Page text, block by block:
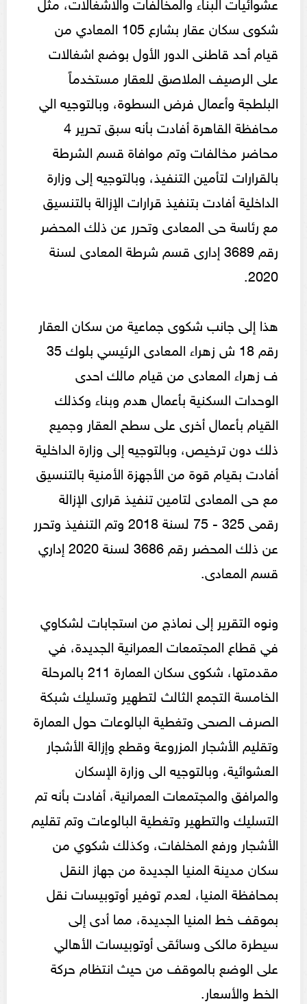
شكوى سكان عقار بشارع 105 المعادي من
قيام أحد قاطنى الدور الأول بوضع اشغالات
على الرصيف الملاصق للعقار مستخدماً
البلطجة وأعمال فرض السطوة، وبالتوجيه الي
محافظة القاهرة أفادت بأنه سبق تحرير 4
محاضر مخالفات وتم موافاة قسم الشرطة
بالقرارات لتأمين التنفيذ، وبالتوجيه إلى وزارة
الداخلية أفادت بتنفيذ قرارات الإزالة بالتنسيق
مع رئاسة حى المعادى وتحرر عن ذلك المحضر
رقم 3689 إدارى قسم شرطة المعادى لسنة
2020.
هذا إلى جانب شكوى جماعية من سكان العقار
رقم 18 ش زهراء المعادى الرئيسي بلوك 35
ف زهراء المعادى من قيام مالك احدى
الوحدات السكنية بأعمال هدم وبناء وكذلك
القيام بأعمال أخرى على سطح العقار وجميع
ذلك دون ترخيص، وبالتوجيه إلى وزارة الداخلية
أفادت بقيام قوة من الأجهزة الأمنية بالتنسيق
مع حى المعادى لتامين تنفيذ قرارى الإزالة
رقمى 325 - 75 لسنة 2018 وتم التنفيذ وتحرر
عن ذلك المحضر رقم 3686 لسنة 2020 إداري
قسم المعادى.
ونوه التقرير إلى نماذج من استجابات لشكاوي
في قطاع المجتمعات العمرانية الجديدة، في
مقدمتها، شكوى سكان العمارة 211 بالمرحلة
الخامسة التجمع الثالث لتطهير وتسليك شبكة
الصرف الصحى وتغطية البالوعات حول العمارة
وتقليم الأشجار المزروعة وقطع وإزالة الأشجار
العشوائية، وبالتوجيه الى وزارة الإسكان
والمرافق والمجتمعات العمرانية، أفادت بأنه تم
التسليك والتطهير وتغطية البالوعات وتم تقليم
الأشجار ورفع المخلفات، وكذلك شكوي من
سكان مدينة المنيا الجديدة من جهاز النقل
بمحافظة المنيا، لعدم توفير أوتوبيسات نقل
بموقف خط المنيا الجديدة، مما أدى إلى
سيطرة مالكى وسائقى أوتوبيسات الأهالي
على الوضع بالموقف من حيث انتظام حركة
الخط والأسعار.